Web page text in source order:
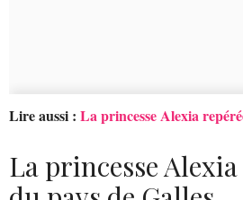
Lire aussi : La princesse Alexia
La princesse